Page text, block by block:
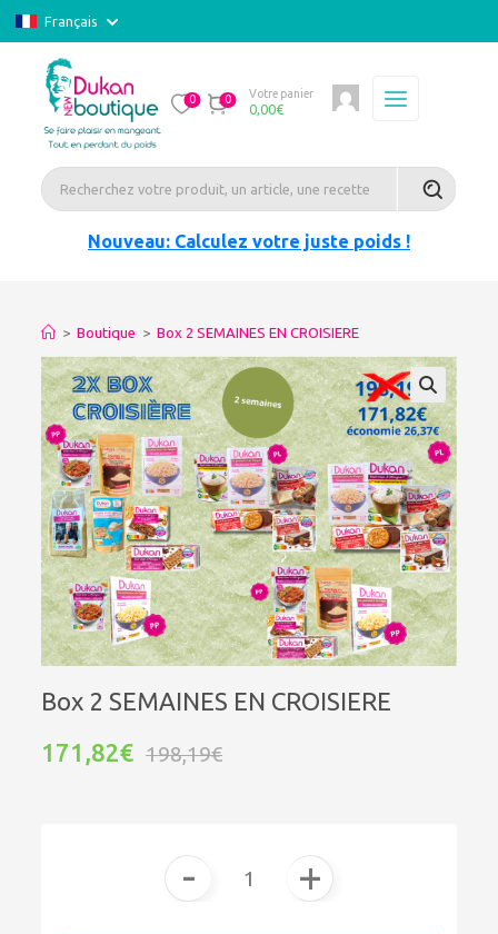
Français
0 0 Votre panier
0,00€
Nouveau: Calculez votre juste poids !
> Boutique > Box 2 SEMAINES EN CROISIERE
Box 2 SEMAINES EN CROISIERE
171,82€ 198,19€
- +